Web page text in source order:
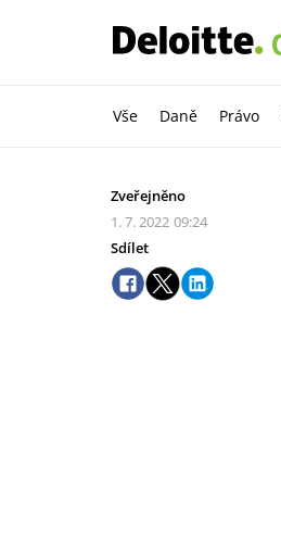
Vše Daně Právo
Zveřejněno
1. 7. 2022 09:24
Sdílet